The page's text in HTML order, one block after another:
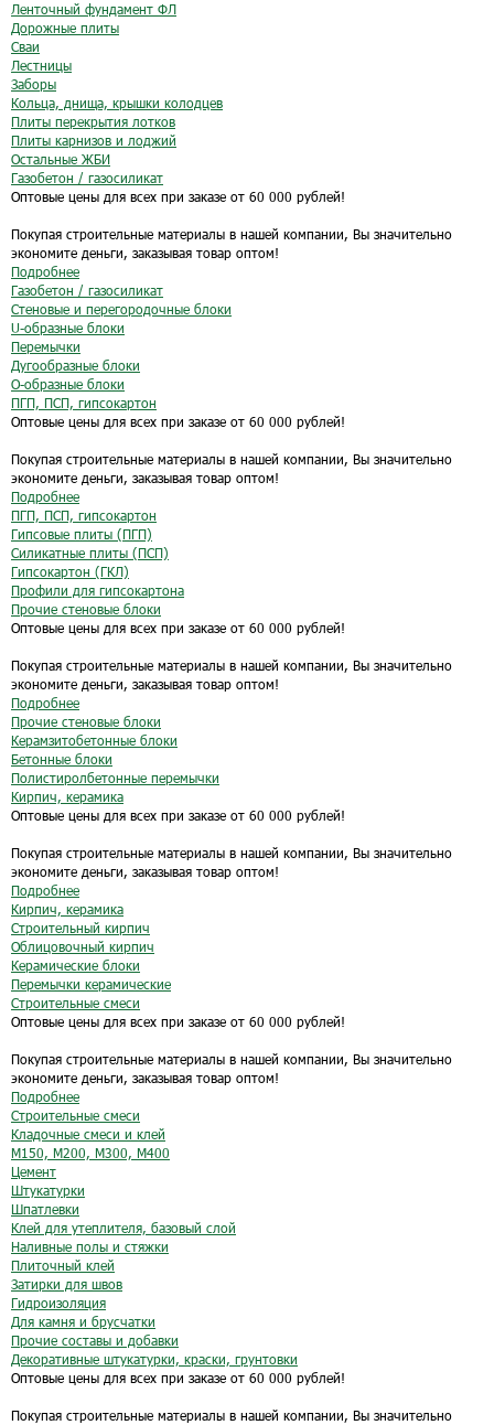
Ленточный фундамент ФЛ
Дорожные плиты
Сваи
Лестницы
Заборы
Кольца, днища, крышки колодцев
Плиты перекрытия лотков
Плиты карнизов и лоджий
Остальные ЖБИ
Газобетон / газосиликат
Оптовые цены для всех при заказе от 60 000 рублей!
Покупая строительные материалы в нашей компании, Вы значительно
экономите деньги, заказывая товар оптом!
Подробнее
Газобетон / газосиликат
Стеновые и перегородочные блоки
U-образные блоки
Перемычки
Дугообразные блоки
O-образные блоки
ПГП, ПСП, гипсокартон
Оптовые цены для всех при заказе от 60 000 рублей!
Покупая строительные материалы в нашей компании, Вы значительно
экономите деньги, заказывая товар оптом!
Подробнее
ПГП, ПСП, гипсокартон
Гипсовые плиты (ПГП)
Силикатные плиты (ПСП)
Гипсокартон (ГКЛ)
Профили для гипсокартона
Прочие стеновые блоки
Оптовые цены для всех при заказе от 60 000 рублей!
Покупая строительные материалы в нашей компании, Вы значительно
экономите деньги, заказывая товар оптом!
Подробнее
Прочие стеновые блоки
Керамзитобетонные блоки
Бетонные блоки
Полистиролбетонные перемычки
Кирпич, керамика
Оптовые цены для всех при заказе от 60 000 рублей!
Покупая строительные материалы в нашей компании, Вы значительно
экономите деньги, заказывая товар оптом!
Подробнее
Кирпич, керамика
Строительный кирпич
Облицовочный кирпич
Керамические блоки
Перемычки керамические
Строительные смеси
Оптовые цены для всех при заказе от 60 000 рублей!
Покупая строительные материалы в нашей компании, Вы значительно
экономите деньги, заказывая товар оптом!
Подробнее
Строительные смеси
Кладочные смеси и клей
М150, М200, М300, М400
Цемент
Штукатурки
Шпатлевки
Клей для утеплителя, базовый слой
Наливные полы и стяжки
Плиточный клей
Затирки для швов
Гидроизоляция
Для камня и брусчатки
Прочие составы и добавки
Декоративные штукатурки, краски, грунтовки
Оптовые цены для всех при заказе от 60 000 рублей!
Покупая строительные материалы в нашей компании, Вы значительно